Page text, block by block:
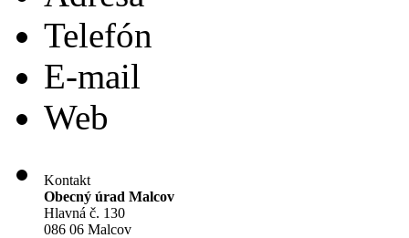
Telefón
E-mail
Web
Kontakt
Obecný úrad Malcov
Hlavná č. 130
086 06 Malcov